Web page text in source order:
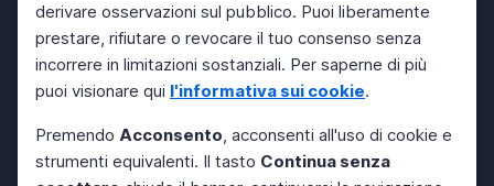
derivare osservazioni sul pubblico. Puoi liberamente
prestare, rifiutare o revocare il tuo consenso senza
incorrere in limitazioni sostanziali. Per saperne di più
puoi visionare qui l'informativa sui cookie.
Premendo Acconsento, acconsenti all'uso di cookie e
strumenti equivalenti. Il tasto Continua senza